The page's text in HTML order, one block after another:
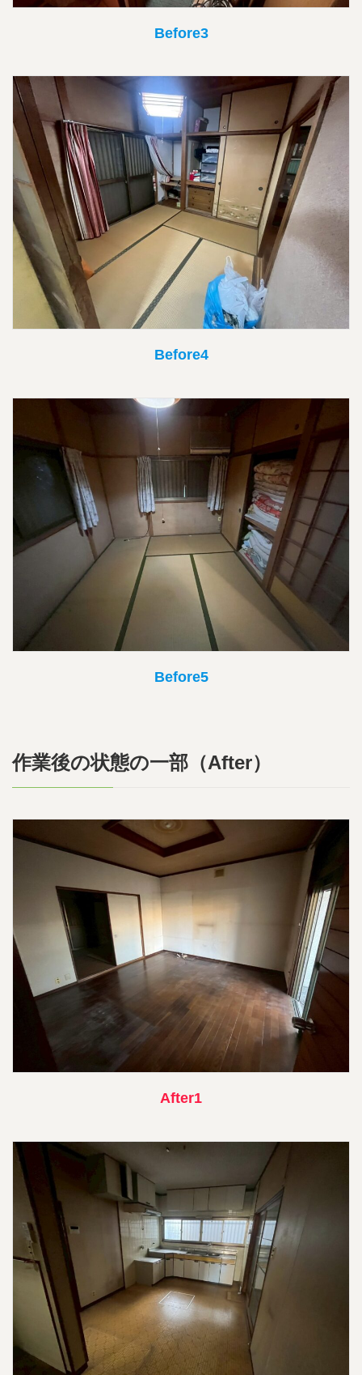
Before3
Before4
Before5
作業後の状態の一部（After）
After1